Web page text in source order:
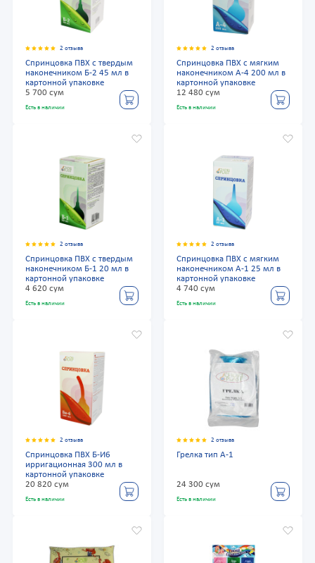
2 отзыва
Спринцовка ПВХ с твердым
наконечником Б-2 45 мл в
картонной упаковке
5 700 сум
Есть в наличии
2 отзыва
Спринцовка ПВХ с мягким
наконечником А-4 200 мл в
картонной упаковке
12 480 сум
Есть в наличии
2 отзыва
Спринцовка ПВХ с твердым
наконечником Б-1 20 мл в
картонной упаковке
4 620 сум
Есть в наличии
2 отзыва
Спринцовка ПВХ с мягким
наконечником А-1 25 мл в
картонной упаковке
4 740 сум
Есть в наличии
2 отзыва
Спринцовка ПВХ Б-И6
ирригационная 300 мл в
картонной упаковке
20 820 сум
Есть в наличии
2 отзыва
Грелка тип А-1
24 300 сум
Есть в наличии